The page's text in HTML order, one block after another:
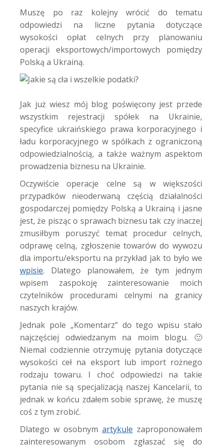
Muszę po raz kolejny wrócić do tematu
odpowiedzi na liczne pytania dotyczące
wysokości opłat celnych przy planowaniu
operacji eksportowych/importowych pomiędzy
Polską a Ukrainą.
Jak już wiesz mój blog poświęcony jest przede
wszystkim rejestracji spółek na Ukrainie,
specyfice ukraińskiego prawa korporacyjnego i
ładu korporacyjnego w spółkach z ograniczoną
odpowiedzialnością, a także ważnym aspektom
prowadzenia biznesu na Ukrainie.
Oczywiście operacje celne są w większości
przypadków nieoderwaną częścią działalności
gospodarczej pomiędzy Polską a Ukrainą i jasne
jest, że pisząc o sprawach biznesu tak czy inaczej
zmusiłbym poruszyć temat procedur celnych,
odprawę celną, zgłoszenie towarów do wywozu
dla importu/eksportu na przykład jak to było we
wpisie. Dlatego planowałem, że tym jednym
wpisem zaspokoję zainteresowanie moich
czytelników procedurami celnymi na granicy
naszych krajów.
Jednak pole „Komentarz” do tego wpisu stało
najczęściej odwiedzanym na moim blogu. 🙂
Niemal codziennie otrzymuję pytania dotyczące
wysokości ceł na eksport lub import rożnego
rodzaju towaru. I choć odpowiedzi na takie
pytania nie są specjalizacją naszej Kancelarii, to
jednak w końcu zdałem sobie sprawę, że muszę
coś z tym zrobić.
Dlatego w osobnym artykule zaproponowałem
zainteresowanym osobom zgłaszać się do